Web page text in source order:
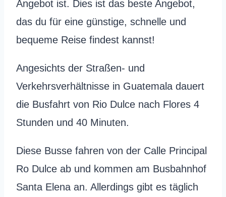
Angebot ist. Dies ist das beste Angebot,
das du für eine günstige, schnelle und
bequeme Reise findest kannst!
Angesichts der Straßen- und
Verkehrsverhältnisse in Guatemala dauert
die Busfahrt von Rio Dulce nach Flores 4
Stunden und 40 Minuten.
Diese Busse fahren von der Calle Principal
Ro Dulce ab und kommen am Busbahnhof
Santa Elena an. Allerdings gibt es täglich